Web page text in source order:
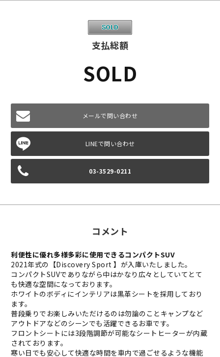
支払総額
SOLD
メールで問い合わせ
03-3529-0211
コメント
利便性に優れ多様多彩に使用できるコンパクトSUV
2021年式の【Discovery Sport 】が入庫いたしました。
コンパクトSUVでありながら中はかなり広々としていてとて
も快適な空間になっております。
ホワイトのボディにインテリアは黒革シートを採用しており
ます。
普段乗りでお楽しみいただけるのは勿論のことキャンプなど
アウトドアなどのシーンでも活躍できるお車です。
フロントシートには3段階調節が可能なシートヒーターが内蔵
されております。
寒い日でも安心して快適な時間を車内で過ごせるような機能